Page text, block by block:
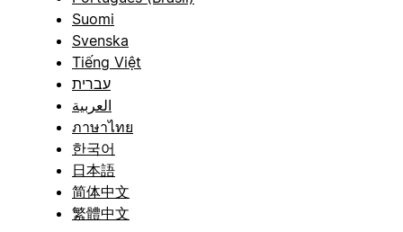
Suomi
Svenska
Tiếng Việt
עברית
العربية
ภาษาไทย
한국어
日本語
简体中文
繁體中文